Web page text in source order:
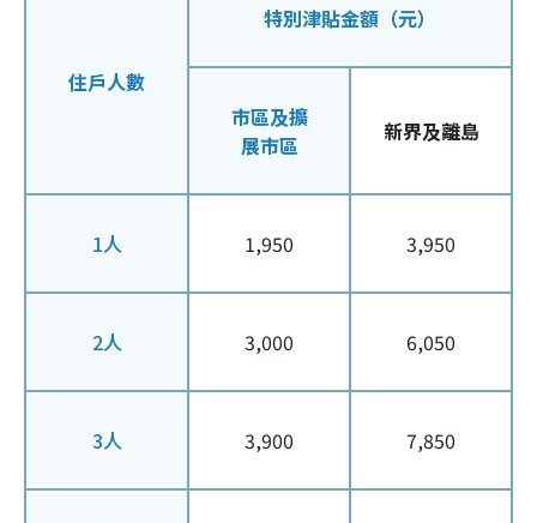
住戶人數
特別津貼金額（元）
市區及擴
展市區
新界及離島
1人 1,950 3,950
2人 3,000 6,050
3人 3,900 7,850